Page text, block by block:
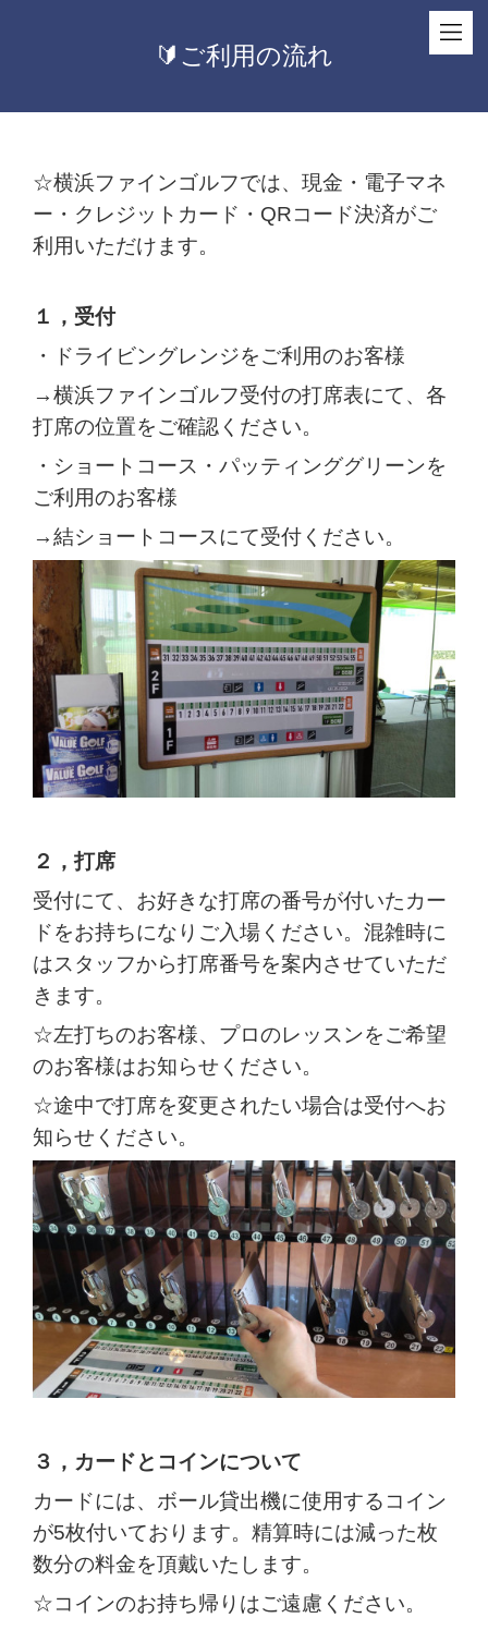
🔰ご利用の流れ
☆横浜ファインゴルフでは、現金・電子マネ
ー・クレジットカード・QRコード決済がご
利用いただけます。
１，受付
・ドライビングレンジをご利用のお客様
→横浜ファインゴルフ受付の打席表にて、各
打席の位置をご確認ください。
・ショートコース・パッティンググリーンを
ご利用のお客様
→結ショートコースにて受付ください。
２，打席
受付にて、お好きな打席の番号が付いたカー
ドをお持ちになりご入場ください。混雑時に
はスタッフから打席番号を案内させていただ
きます。
☆左打ちのお客様、プロのレッスンをご希望
のお客様はお知らせください。
☆途中で打席を変更されたい場合は受付へお
知らせください。
３，カードとコインについて
カードには、ボール貸出機に使用するコイン
が5枚付いております。精算時には減った枚
数分の料金を頂戴いたします。
☆コインのお持ち帰りはご遠慮ください。